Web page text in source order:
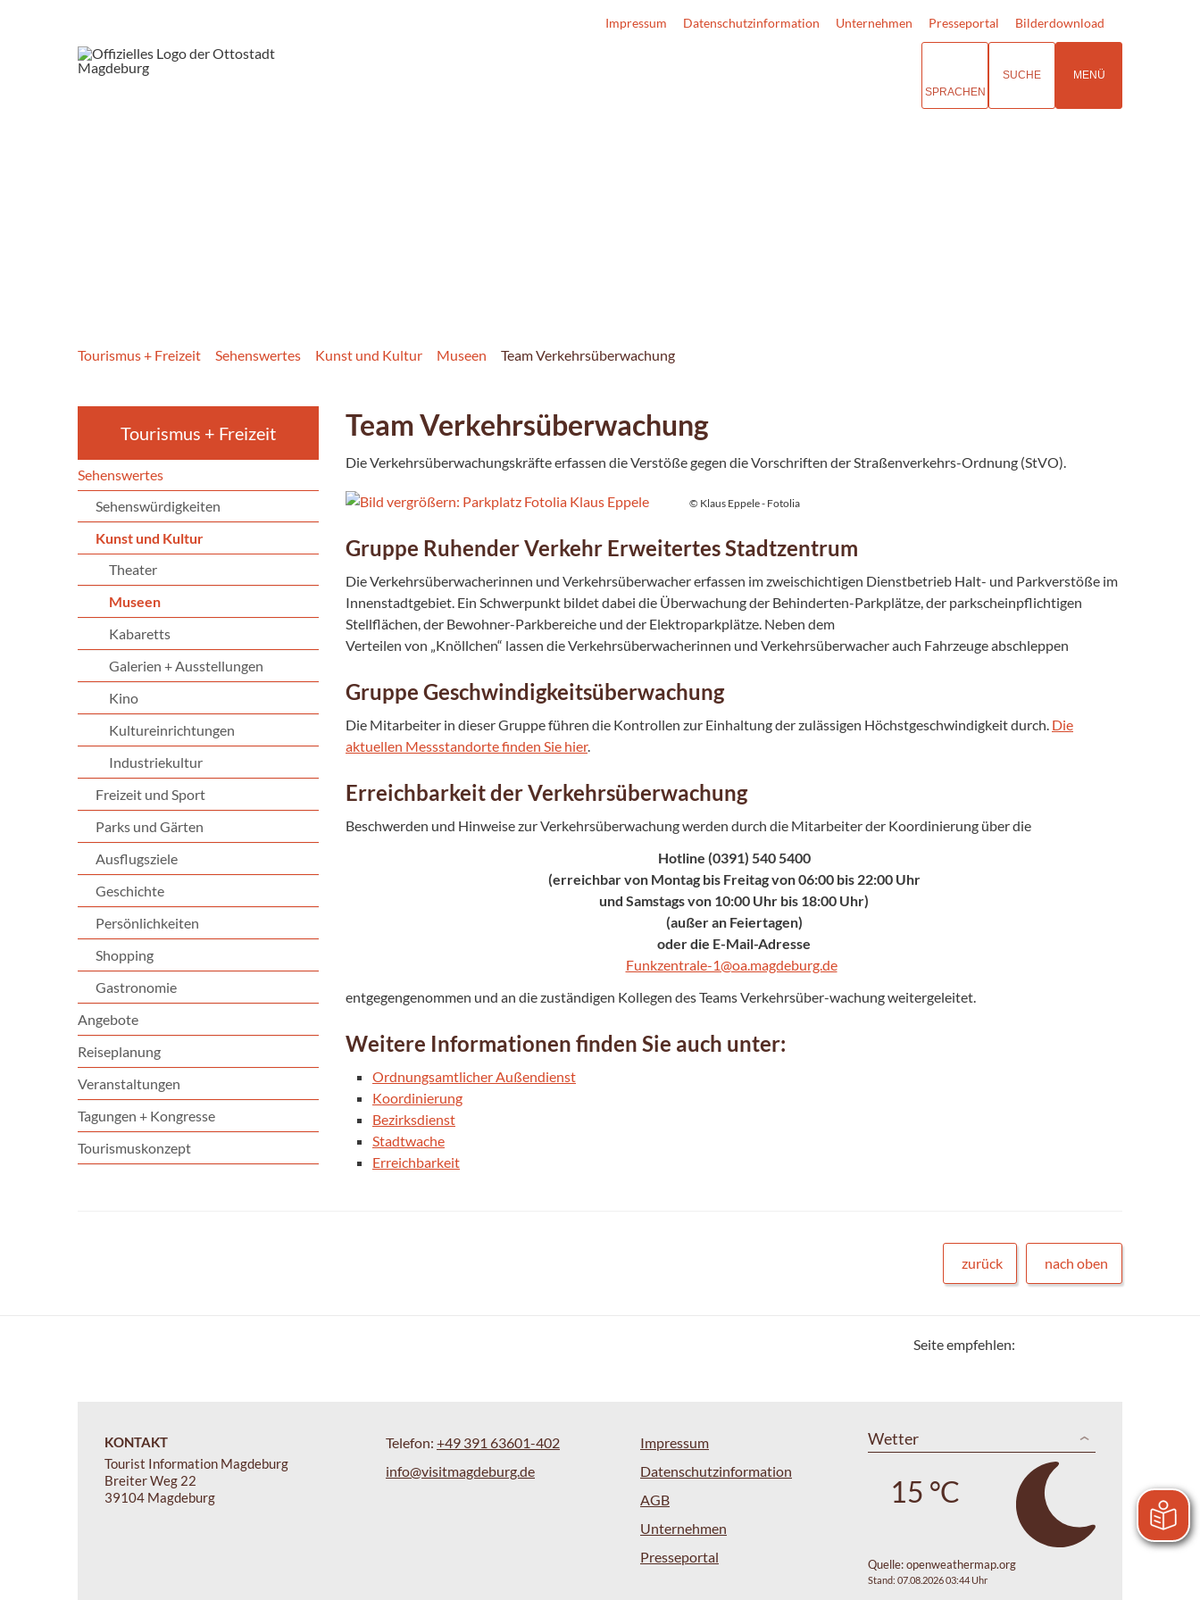
Impressum Datenschutzinformation Unternehmen Presseportal Bilderdownload
SPRACHEN
SUCHE MENÜ
Tourismus + Freizeit Sehenswertes Kunst und Kultur Museen Team Verkehrsüberwachung
Tourismus + Freizeit
Sehenswertes
Sehenswürdigkeiten
Kunst und Kultur
Theater
Museen
Kabaretts
Galerien + Ausstellungen
Kino
Kultureinrichtungen
Industriekultur
Freizeit und Sport
Parks und Gärten
Ausflugsziele
Geschichte
Persönlichkeiten
Shopping
Gastronomie
Angebote
Reiseplanung
Veranstaltungen
Tagungen + Kongresse
Tourismuskonzept
Team Verkehrsüberwachung
Die Verkehrsüberwachungskräfte erfassen die Verstöße gegen die Vorschriften der Straßenverkehrs-Ordnung (StVO).
© Klaus Eppele - Fotolia
Gruppe Ruhender Verkehr Erweitertes Stadtzentrum
Die Verkehrsüberwacherinnen und Verkehrsüberwacher erfassen im zweischichtigen Dienstbetrieb Halt- und Parkverstöße im
Innenstadtgebiet. Ein Schwerpunkt bildet dabei die Überwachung der Behinderten-Parkplätze, der parkscheinpflichtigen
Stellflächen, der Bewohner-Parkbereiche und der Elektroparkplätze. Neben dem
Verteilen von „Knöllchen“ lassen die Verkehrsüberwacherinnen und Verkehrsüberwacher auch Fahrzeuge abschleppen
Gruppe Geschwindigkeitsüberwachung
Die Mitarbeiter in dieser Gruppe führen die Kontrollen zur Einhaltung der zulässigen Höchstgeschwindigkeit durch. Die
aktuellen Messstandorte finden Sie hier.
Erreichbarkeit der Verkehrsüberwachung
Beschwerden und Hinweise zur Verkehrsüberwachung werden durch die Mitarbeiter der Koordinierung über die
Hotline (0391) 540 5400
(erreichbar von Montag bis Freitag von 06:00 bis 22:00 Uhr
und Samstags von 10:00 Uhr bis 18:00 Uhr)
(außer an Feiertagen)
oder die E-Mail-Adresse
Funkzentrale-1@oa.magdeburg.de
entgegengenommen und an die zuständigen Kollegen des Teams Verkehrsüber-wachung weitergeleitet.
Weitere Informationen finden Sie auch unter:
Ordnungsamtlicher Außendienst
Koordinierung
Bezirksdienst
Stadtwache
Erreichbarkeit
zurück nach oben
Seite empfehlen:
KONTAKT
Tourist Information Magdeburg
Breiter Weg 22
39104 Magdeburg
Telefon: +49 391 63601-402
info@visitmagdeburg.de
Impressum
Datenschutzinformation
AGB
Unternehmen
Presseportal
Wetter
15 °C
Quelle:openweathermap.org
Stand: 07.08.2026 03:44 Uhr